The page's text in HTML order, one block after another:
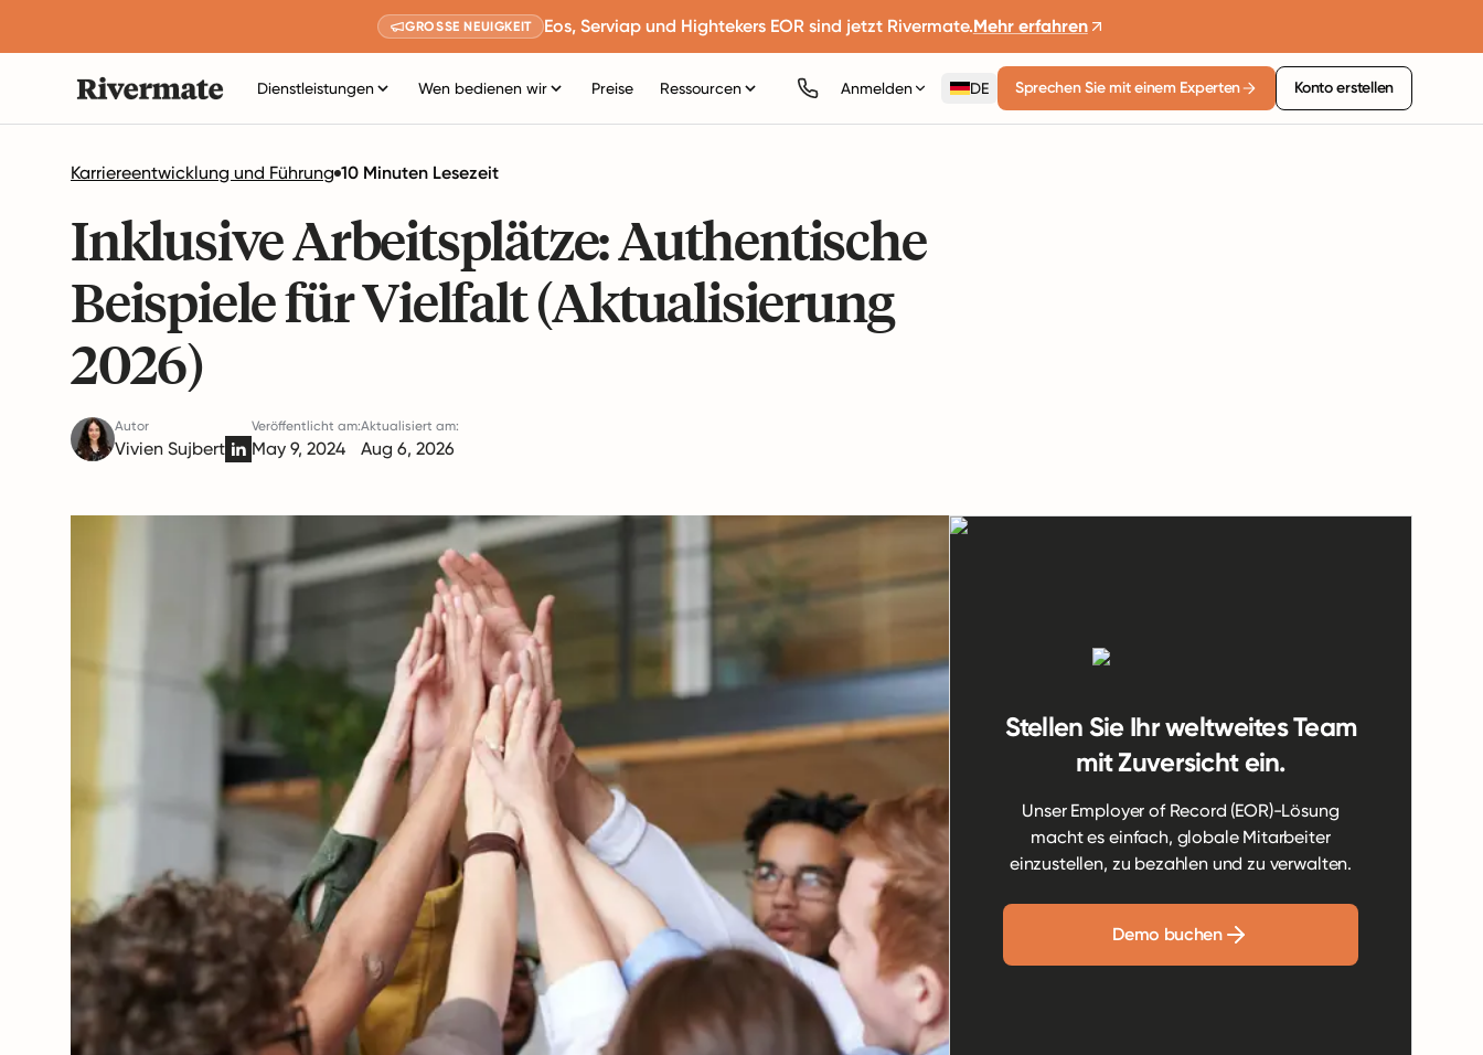
GROSSE NEUIGKEIT Eos, Serviap und Hightekers EOR sind jetzt Rivermate.Mehr erfahren
Dienstleistungen Wen bedienen wir Preise Ressourcen Anmelden DE Sprechen Sie mit einem Experten Konto erstellen
Karriereentwicklung und Führung 10 Minuten Lesezeit
Inklusive Arbeitsplätze: Authentische
Beispiele für Vielfalt (Aktualisierung
2026)
Autor
Vivien Sujbert
Veröffentlicht am:
May 9, 2024
Aktualisiert am:
Aug 6, 2026
Stellen Sie Ihr weltweites Team
mit Zuversicht ein.
Unser Employer of Record (EOR)-Lösung
macht es einfach, globale Mitarbeiter
einzustellen, zu bezahlen und zu verwalten.
Demo buchen